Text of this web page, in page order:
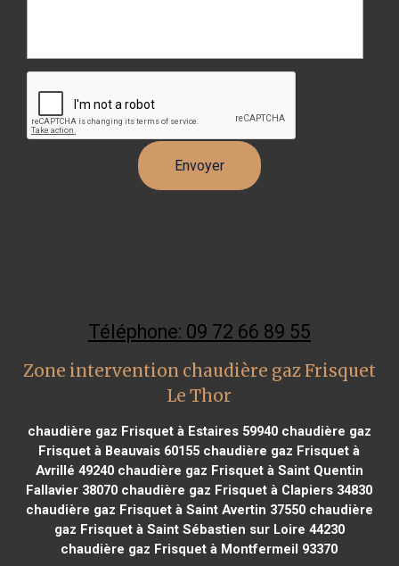
Téléphone: 09 72 66 89 55
Zone intervention chaudière gaz Frisquet
Le Thor
chaudière gaz Frisquet à Estaires 59940chaudière gaz
Frisquet à Beauvais 60155 chaudière gaz Frisquet à
Avrillé 49240chaudière gaz Frisquet à Saint Quentin
Fallavier 38070 chaudière gaz Frisquet à Clapiers 34830
chaudière gaz Frisquet à Saint Avertin 37550chaudière
gaz Frisquet à Saint Sébastien sur Loire 44230
chaudière gaz Frisquet à Montfermeil 93370